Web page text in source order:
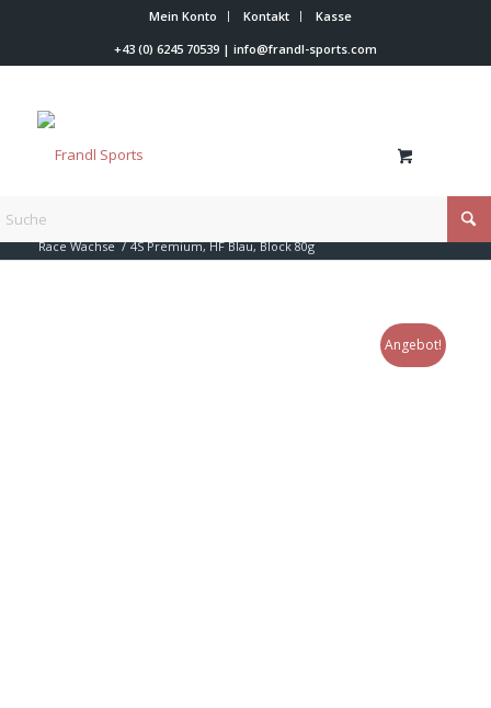
Mein Konto Kontakt
Kasse
+43 (0) 6245 70539| info@frandl-sports.com
Du bist hier:
Race Wachse / 4S Premium, HF Blau, Block 80g
Angebot!